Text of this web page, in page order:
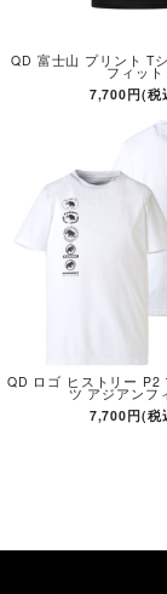
QD 富士山 プリント T
フィット
7,700円(税
QD ロゴ ヒストリー P2
ツ アジアンフ
7,700円(税